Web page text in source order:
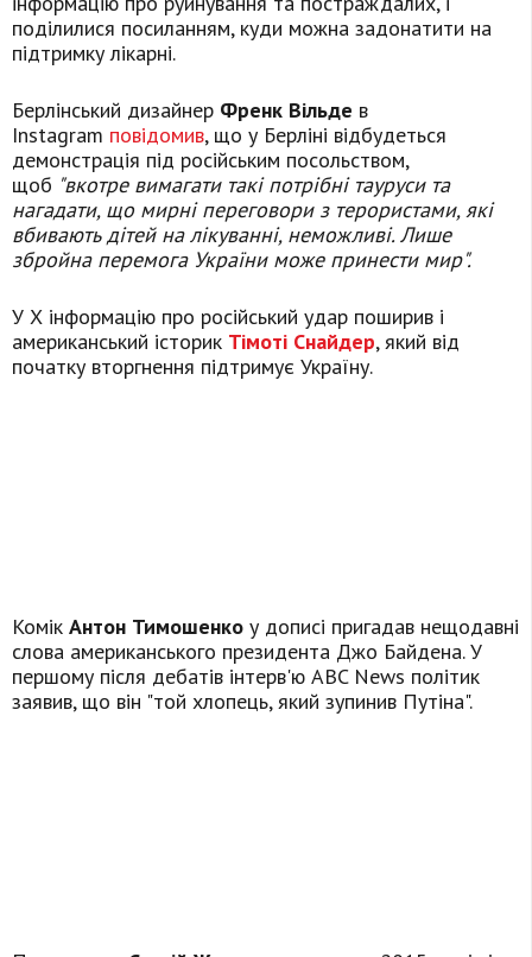
поділилися посиланням, куди можна задонатити на
підтримку лікарні.
Берлінський дизайнер Френк Вільде в
Instagram повідомив, що у Берліні відбудеться
демонстрація під російським посольством,
щоб "вкотре вимагати такі потрібні тауруси та
нагадати, що мирні переговори з терористами, які
вбивають дітей на лікуванні, неможливі. Лише
збройна перемога України може принести мир".
У Х інформацію про російський удар поширив і
американський історик Тімоті Снайдер, який від
початку вторгнення підтримує Україну.
Комік Антон Тимошенко у дописі пригадав нещодавні
слова американського президента Джо Байдена. У
першому після дебатів інтерв'ю ABC News політик
заявив, що він "той хлопець, який зупинив Путіна".